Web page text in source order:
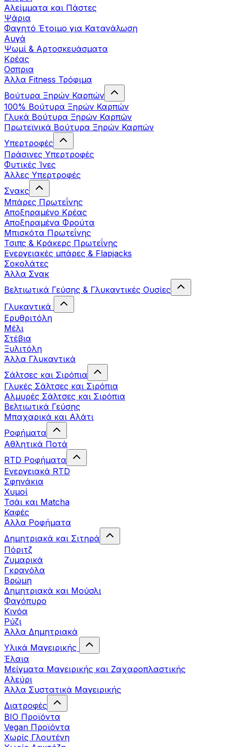
Αλείμματα και Πάστες
Ψάρια
Φαγητό Έτοιμο για Κατανάλωση
Αυγά
Ψωμί & Αρτοσκευάσματα
Κρέας
Οσπρια
Άλλα Fitness Τρόφιμα
Βούτυρα Ξηρών Καρπών
100% Βούτυρα Ξηρών Καρπών
Γλυκά Βούτυρα Ξηρών Καρπών
Πρωτεϊνικά Βούτυρα Ξηρών Καρπών
Υπερτροφές
Πράσινες Υπερτροφές
Φυτικές Ίνες
Άλλες Υπερτροφές
Σνακς
Μπάρες Πρωτεΐνης
Αποξηραμένο Κρέας
Αποξηραμένα Φρούτα
Μπισκότα Πρωτεΐνης
Τσιπς & Kράκερς Πρωτεΐνης
Ενεργειακές μπάρες & Flapjacks
Σοκολάτες
Άλλα Σνακ
Βελτιωτικά Γεύσης & Γλυκαντικές Ουσίες
Γλυκαντικά
Ερυθριτόλη
Μέλι
Στέβια
Ξυλιτόλη
Άλλα Γλυκαντικά
Σάλτσες και Σιρόπια
Γλυκές Σάλτσες και Σιρόπια
Αλμυρές Σάλτσες και Σιρόπια
Bελτιωτικά Γεύσης
Μπαχαρικά και Αλάτι
Ροφήματα
Αθλητικά Ποτά
RTD Ροφήματα
Ενεργειακά RTD
Σφηνάκια
Χυμοί
Τσάι και Matcha
Καφές
Αλλα Ροφήματα
Δημητριακά και Σιτηρά
Πόριτζ
Ζυμαρικά
Γκρανόλα
Βρώμη
Δημητριακά και Μούσλι
Φαγόπυρο
Κινόα
Ρύζι
Άλλα Δημητριακά
Υλικά Μαγειρικής
Έλαια
Μείγματα Μαγειρικής και Ζαχαροπλαστικής
Αλεύρι
Άλλα Συστατικά Μαγειρικής
Διατροφές
BIO Προϊόντα
Vegan Προϊόντα
Χωρίς Γλουτένη